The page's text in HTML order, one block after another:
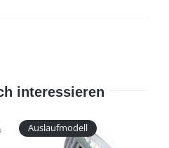
interessieren
Auslaufmodell